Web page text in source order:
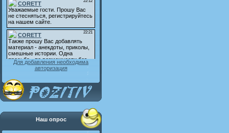
Для добавления необходима
авторизация
Наш опрос